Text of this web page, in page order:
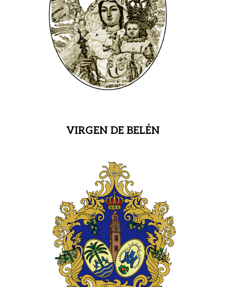
VIRGEN DE BELÉN